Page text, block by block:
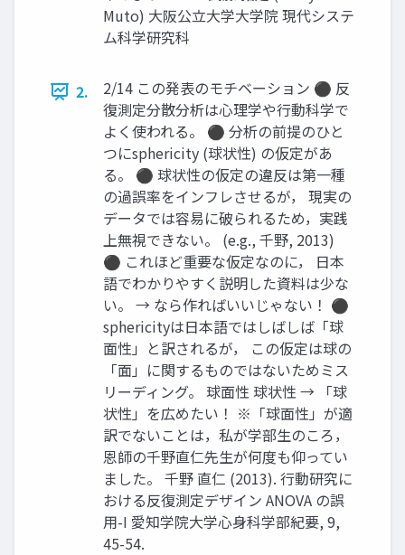
Muto) 大阪公立大学大学院 現代システ
ム科学研究科
2.
2/14 この発表のモチベーション ⚫ 反
復測定分散分析は心理学や行動科学で
よく使われる。 ⚫ 分析の前提のひと
つにsphericity (球状性) の仮定があ
る。 ⚫ 球状性の仮定の違反は第一種
の過誤率をインフレさせるが， 現実の
データでは容易に破られるため，実践
上無視できない。 (e.g., 千野, 2013)
⚫ これほど重要な仮定なのに， 日本
語でわかりやすく説明した資料は少な
い。 → なら作ればいいじゃない！ ⚫
sphericityは日本語ではしばしば「球
面性」と訳されるが， この仮定は球の
「面」に関するものではないためミス
リーディング。 球面性 球状性 → 「球
状性」を広めたい！ ※「球面性」が適
訳でないことは，私が学部生のころ，
恩師の千野直仁先生が何度も仰ってい
ました。 千野 直仁 (2013). 行動研究に
おける反復測定デザイン ANOVA の誤
用-I 愛知学院大学心身科学部紀要, 9,
45-54.